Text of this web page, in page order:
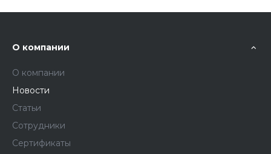
О компании
О компании
Новости
Статьи
Сотрудники
Сертификаты